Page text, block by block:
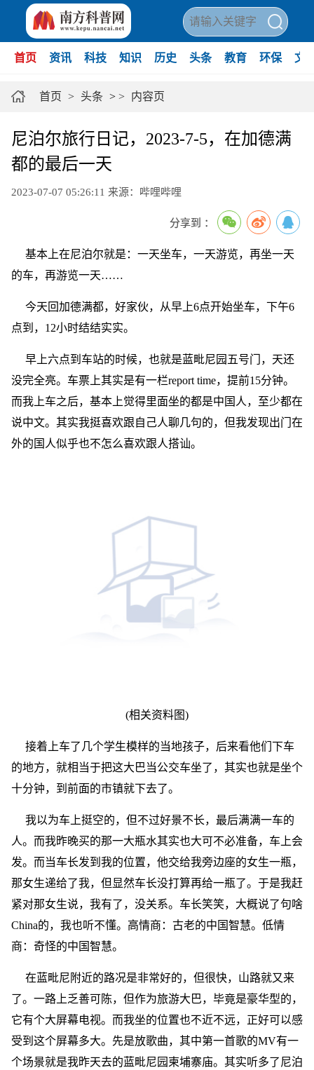
首页 资讯 科技 知识 历史 头条 教育 环保 文
首页 > 头条 > > 内容页
尼泊尔旅行日记，2023-7-5，在加德满
都的最后一天
2023-07-07 05:26:11 来源：哔哩哔哩
分享到 ：
基本上在尼泊尔就是：一天坐车，一天游览，再坐一天
的车，再游览一天……
今天回加德满都，好家伙，从早上6点开始坐车，下午6
点到，12小时结结实实。
早上六点到车站的时候，也就是蓝毗尼园五号门，天还
没完全亮。车票上其实是有一栏report time，提前15分钟。
而我上车之后，基本上觉得里面坐的都是中国人，至少都在
说中文。其实我挺喜欢跟自己人聊几句的，但我发现出门在
外的国人似乎也不怎么喜欢跟人搭讪。
(相关资料图)
接着上车了几个学生模样的当地孩子，后来看他们下车
的地方，就相当于把这大巴当公交车坐了，其实也就是坐个
十分钟，到前面的市镇就下去了。
我以为车上挺空的，但不过好景不长，最后满满一车的
人。而我昨晚买的那一大瓶水其实也大可不必准备，车上会
发。而当车长发到我的位置，他交给我旁边座的女生一瓶，
那女生递给了我，但显然车长没打算再给一瓶了。于是我赶
紧对那女生说，我有了，没关系。车长笑笑，大概说了句啥
China的，我也听不懂。高情商：古老的中国智慧。低情
商：奇怪的中国智慧。
在蓝毗尼附近的路况是非常好的，但很快，山路就又来
了。一路上乏善可陈，但作为旅游大巴，毕竟是豪华型的，
它有个大屏幕电视。而我坐的位置也不近不远，正好可以感
受到这个屏幕多大。先是放歌曲，其中第一首歌的MV有一
个场景就是我昨天去的蓝毗尼园柬埔寨庙。其实听多了尼泊